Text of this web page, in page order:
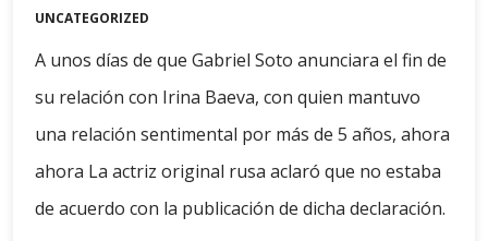
UNCATEGORIZED
A unos días de que Gabriel Soto anunciara el fin de
su relación con Irina Baeva, con quien mantuvo
una relación sentimental por más de 5 años, ahora
ahora La actriz original rusa aclaró que no estaba
de acuerdo con la publicación de dicha declaración.